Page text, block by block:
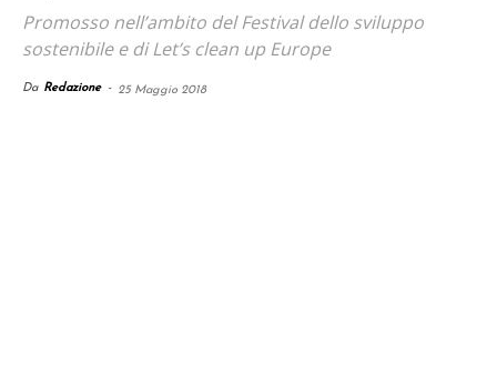
Promosso nell’ambito del Festival dello sviluppo
sostenibile e di Let’s clean up Europe
Da Redazione - 25 Maggio 2018